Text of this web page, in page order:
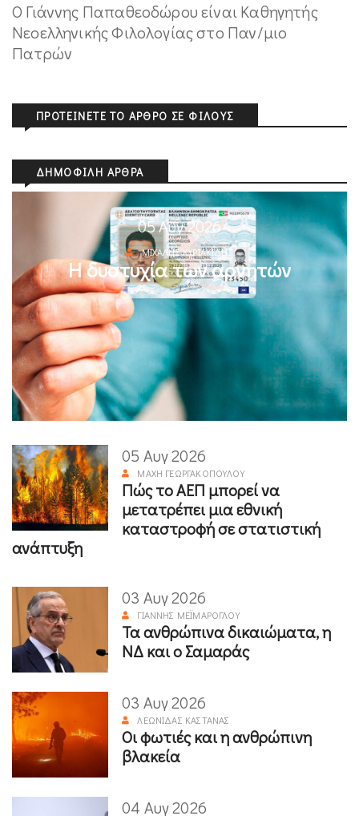
Ο Γιάννης Παπαθεοδώρου είναι Καθηγητής
Νεοελληνικής Φιλολογίας στο Παν/μιο
Πατρών
ΠΡΟΤΕΊΝΕΤΕ ΤΟ ΆΡΘΡΟ ΣΕ ΦΊΛΟΥΣ
ΔΗΜΟΦΙΛΉ ΆΡΘΡΑ
05 Αυγ 2026
ΜΙΧΆΛΗΣ ΚΥΡΙΑΚΊΔΗΣ
Η δυστυχία των αρνητών
05 Αυγ 2026
ΜΆΧΗ ΓΕΩΡΓΑΚΟΠΟΎΛΟΥ
Πώς το ΑΕΠ μπορεί να
μετατρέπει μια εθνική
καταστροφή σε στατιστική
ανάπτυξη
03 Αυγ 2026
ΓΙΆΝΝΗΣ ΜΕΪΜΆΡΟΓΛΟΥ
Τα ανθρώπινα δικαιώματα, η
ΝΔ και ο Σαμαράς
03 Αυγ 2026
ΛΕΩΝΊΔΑΣ ΚΑΣΤΑΝΆΣ
Οι φωτιές και η ανθρώπινη
βλακεία
04 Αυγ 2026